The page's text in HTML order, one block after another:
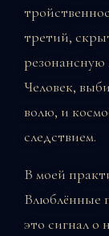
третий,
резонансную
Человек,
волю, и
следствием.
В моей
Влюблённые
это сигнал о